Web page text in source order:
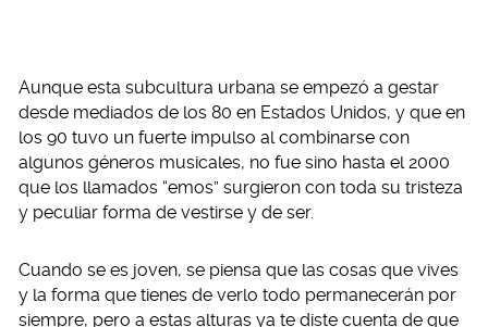
Aunque esta subcultura urbana se empezó a gestar
desde mediados de los 80 en Estados Unidos, y que en
los 90 tuvo un fuerte impulso al combinarse con
algunos géneros musicales, no fue sino hasta el 2000
que los llamados “emos” surgieron con toda su tristeza
y peculiar forma de vestirse y de ser.
Cuando se es joven, se piensa que las cosas que vives
y la forma que tienes de verlo todo permanecerán por
siempre, pero a estas alturas ya te diste cuenta de que